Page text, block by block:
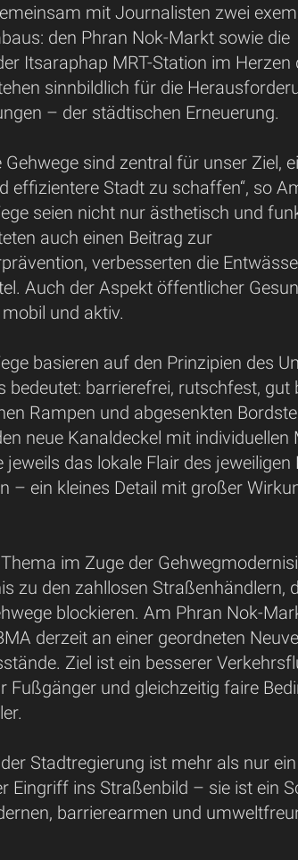
mit Journalisten zwei
den Phran Nok-Markt sowie die
Itsaraphap MRT-Station im Herzen
sinnbildlich für die
– der städtischen Erneuerung.
Gehwege sind zentral für unser Ziel,
effizientere Stadt zu schaffen“, so
seien nicht nur ästhetisch und
auch einen Beitrag zur
verbesserten die
Auch der Aspekt öffentlicher
und aktiv.
basieren auf den Prinzipien des
bedeutet: barrierefrei, rutschfest, gut
Rampen und abgesenkten
neue Kanaldeckel mit individuellen
jeweils das lokale Flair des jeweiligen
– ein kleines Detail mit großer
im Zuge der
zu den zahllosen Straßenhändlern,
blockieren. Am Phran Nok-
derzeit an einer geordneten
Ziel ist ein besserer
Fußgänger und gleichzeitig faire
Stadtregierung ist mehr als nur ein
Eingriff ins Straßenbild – sie ist ein
barrierearmen und